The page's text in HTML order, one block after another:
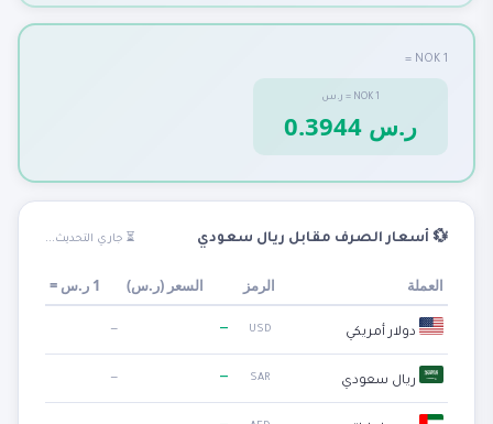
1 NOK =
1
NOK
= ر.س
0.3944 ر.س
💱 أسعار الصرف مقابل ريال سعودي ⏳ جاري التحديث...
العملة الرمز السعر (ر.س)
1 ر.س =
دولار أمريكي USD
—
—
ريال سعودي SAR
—
—